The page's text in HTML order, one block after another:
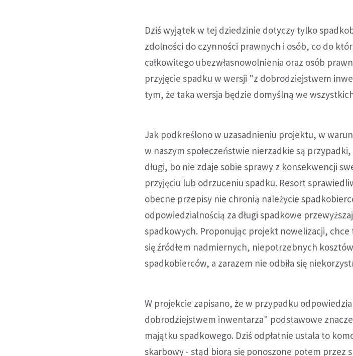
Dziś wyjątek w tej dziedzinie dotyczy tylko
zdolności do czynności prawnych i osób, co do
całkowitego ubezwłasnowolnienia oraz osób
przyjęcie spadku w wersji "z dobrodziejstwem
tym, że taka wersja będzie domyślną we
Jak podkreślono w uzasadnieniu projektu, w
w naszym społeczeństwie nierzadkie są
długi, bo nie zdaje sobie sprawy z konsekwencji
przyjęciu lub odrzuceniu spadku. Resort
obecne przepisy nie chronią należycie
odpowiedzialnością za długi spadkowe
spadkowych. Proponując projekt nowelizacji, chce
się źródłem nadmiernych, niepotrzebnych
spadkobierców, a zarazem nie odbiła się
W projekcie zapisano, że w przypadku
dobrodziejstwem inwentarza" podstawowe
majątku spadkowego. Dziś odpłatnie ustala to
skarbowy - stąd biorą się ponoszone potem przez